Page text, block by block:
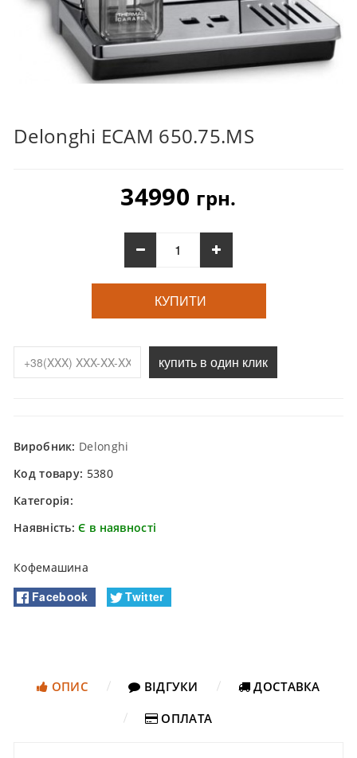
Delonghi ECAM 650.75.MS
34990 грн.
КУПИТИ
купить в один клик
Виробник: Delonghi
Код товару: 5380
Категорія:
Наявність:Є в наявності
Кофемашина
Facebook Twitter
ОПИС ВІДГУКИ
ДОСТАВКА
ОПЛАТА